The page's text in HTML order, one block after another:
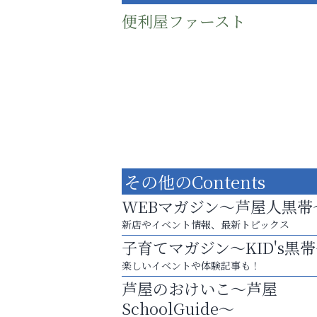
便利屋ファースト
庭のお手入れから遺品整理まで
ちょっとしたお困りごともOK!
おそうじ本舗芦屋東
その他のContents
WEBマガジン～芦屋人黒帯
新店やイベント情報、最新トピックス
子育てマガジン～KID's黒
楽しいイベントや体験記事も！
芦屋のおけいこ～芦屋
SchoolGuide～